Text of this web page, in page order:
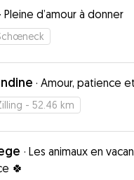
· Pleine d’amour à donner
· Amour, patience
- 52.46 km
· Les animaux en
🍀